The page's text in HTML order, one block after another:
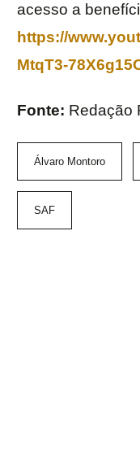
acesso a
https://
MtqT3-
Fonte: Redação
Álvaro Montoro
SAF